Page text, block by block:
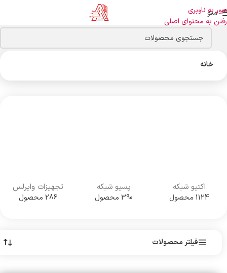
عبور به ناوبری
رفتن به محتوای اصلی
منو
خانه
اکتیو شبکه
1124 محصول
پسیو شبکه
390 محصول
تجهیزات وایرلس
286 محصول
فیلتر محصولات